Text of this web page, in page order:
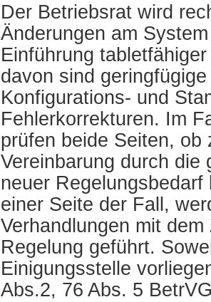
Der Betriebsrat wird
Änderungen am
Einführung
davon sind
Konfigurations- und
Fehlerkorrekturen. Im
prüfen beide Seiten, ob
Vereinbarung durch die
neuer
einer Seite der Fall,
Verhandlungen mit
Regelung geführt.
Einigungsstelle
Abs.2, 76 Abs. 5